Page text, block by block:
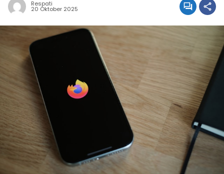
Respati
20 Oktober 2025